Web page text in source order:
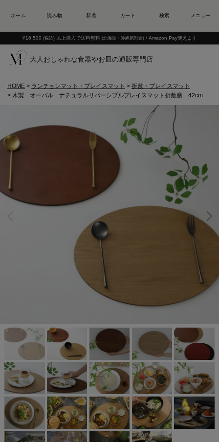
¥16,500 (税込) 以上購入で送料無料 (北海道・沖縄県別途) / Amazon Pay使えます
大人おしゃれな食器やお皿の通販専門店
HOME ランチョンマット・プレイスマット
折敷・プレイスマット
木製 オーバル ナチュラルリバーシブルプレイスマット折敷膳 42cm